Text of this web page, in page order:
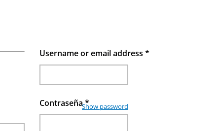
Username or email address *
Contraseña*
Show password